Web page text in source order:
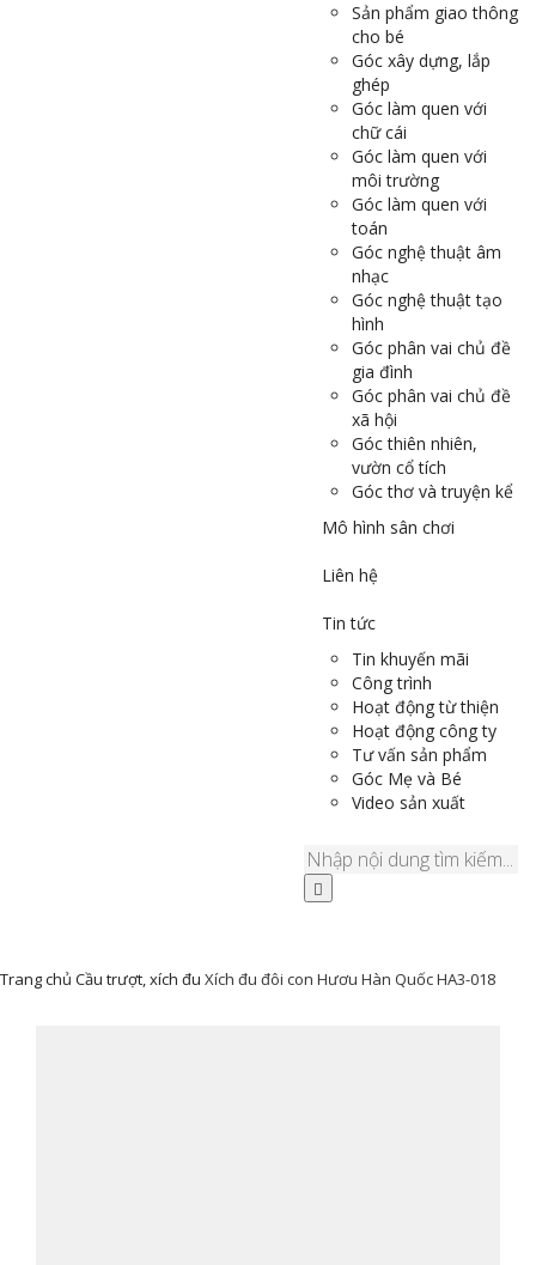
Sản phẩm giao thông
cho bé
Góc xây dựng, lắp
ghép
Góc làm quen với
chữ cái
Góc làm quen với
môi trường
Góc làm quen với
toán
Góc nghệ thuật âm
nhạc
Góc nghệ thuật tạo
hình
Góc phân vai chủ đề
gia đình
Góc phân vai chủ đề
xã hội
Góc thiên nhiên,
vườn cổ tích
Góc thơ và truyện kể
Mô hình sân chơi
Liên hệ
Tin tức
Tin khuyến mãi
Công trình
Hoạt động từ thiện
Hoạt động công ty
Tư vấn sản phẩm
Góc Mẹ và Bé
Video sản xuất
Trang chủ Cầu trượt, xích đu Xích đu đôi con Hươu Hàn Quốc HA3-018